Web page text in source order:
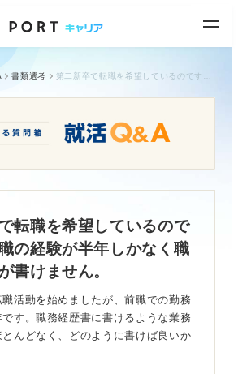
書類選考
転職を希望しているので
の経験が半年しかなく職
書けません。
活動を始めましたが、前職での勤務
す。職務経歴書に書けるような業務
んどなく、どのように書けば良いか